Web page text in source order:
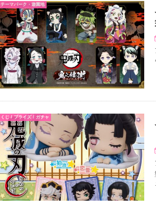
テーマパーク・遊園地
くじ / プライズ / ガチャ